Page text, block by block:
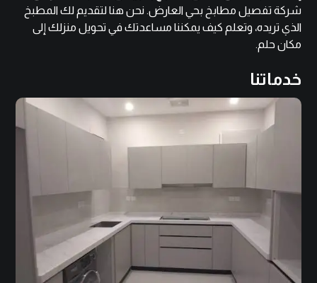
شركة تفصيل مطابخ بحي العارض. نحن هنا لتقديم لك المطبخ
الذي تريده، وتعلم كيف يمكننا مساعدتك في تحويل منزلك إلى
مكان حلم.
خدماتنا